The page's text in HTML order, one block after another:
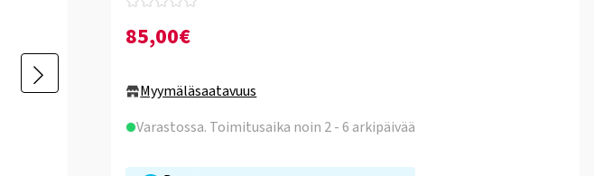
85,00€
Myymäläsaatavuus
Varastossa. Toimitusaika noin 2 - 6 arkipäivää